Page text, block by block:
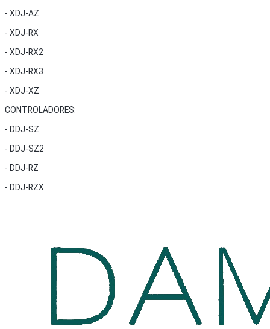
- XDJ-AZ
- XDJ-RX
- XDJ-RX2
- XDJ-RX3
- XDJ-XZ
CONTROLADORES:
- DDJ-SZ
- DDJ-SZ2
- DDJ-RZ
- DDJ-RZX